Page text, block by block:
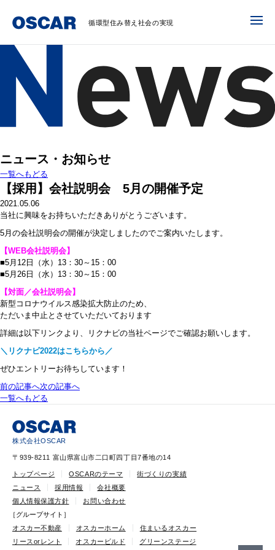
循環型住み替え社会の実現
ニュース・お知らせ
一覧へもどる
【採用】会社説明会 5月の開催予定
2021.05.06
当社に興味をお持ちいただきありがとうございます。
5月の会社説明会の開催が決定しましたのでご案内いたします。
【WEB会社説明会】
■5月12日（水）13：30～15：00
■5月26日（水）13：30～15：00
【対面／会社説明会】
新型コロナウイルス感染拡大防止のため、
ただいま中止とさせていただいております
詳細は以下リンクより、リクナビの当社ページでご確認お願いします。
＼リクナビ2022はこちらから／
ぜひエントリーお待ちしています！
前の記事へ次の記事へ
一覧へもどる
株式会社OSCAR
〒939-8211 富山県富山市二口町四丁目7番地の14
トップページ OSCARのテーマ
街づくりの実績
ニュース
採用情報
会社概要
個人情報保護方針
お問い合わせ
［グループサイト］
オスカー不動産
オスカーホーム
住まいるオスカー
リースorレント
オスカービルド グリーンステージ